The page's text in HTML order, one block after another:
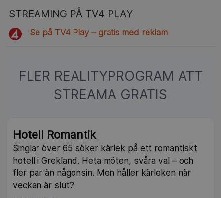
STREAMING PÅ TV4 PLAY
Se på TV4 Play – gratis med reklam
FLER REALITYPROGRAM ATT
STREAMA GRATIS
Hotell Romantik
Singlar över 65 söker kärlek på ett romantiskt
hotell i Grekland. Heta möten, svåra val – och
fler par än någonsin. Men håller kärleken när
veckan är slut?